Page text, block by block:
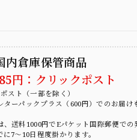
内倉庫保管商品
円：クリックポスト
スト（一部を除く）
ーパックプラス（600円）でのお届け
送料1000円でEパケット国際郵便での
7～10日程度掛かります。